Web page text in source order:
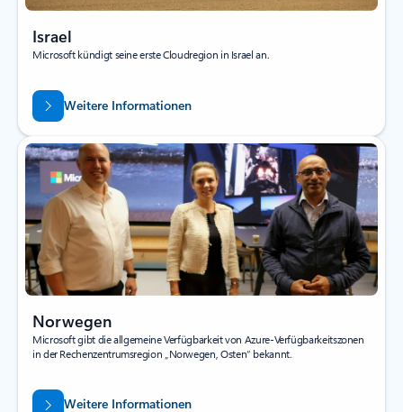
Israel
Microsoft kündigt seine erste Cloudregion in Israel an.
Weitere Informationen
Norwegen
Microsoft gibt die allgemeine Verfügbarkeit von Azure-Verfügbarkeitszonen
in der Rechenzentrumsregion „Norwegen, Osten“ bekannt.
Weitere Informationen